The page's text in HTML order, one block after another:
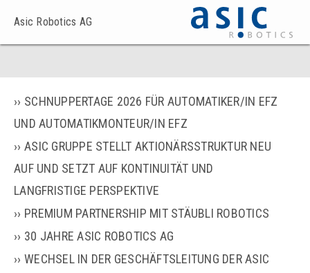
Asic Robotics AG
SCHNUPPERTAGE 2026 FÜR AUTOMATIKER/IN EFZ
UND AUTOMATIKMONTEUR/IN EFZ
ASIC GRUPPE STELLT AKTIONÄRSSTRUKTUR NEU
AUF UND SETZT AUF KONTINUITÄT UND
LANGFRISTIGE PERSPEKTIVE
PREMIUM PARTNERSHIP MIT STÄUBLI ROBOTICS
30 JAHRE ASIC ROBOTICS AG
WECHSEL IN DER GESCHÄFTSLEITUNG DER ASIC